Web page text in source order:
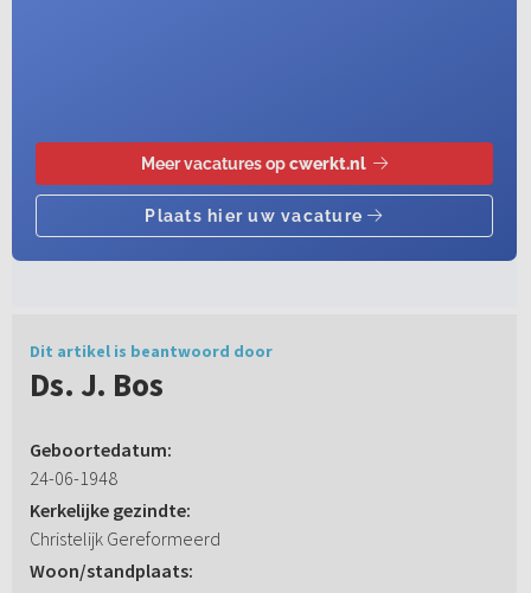
Dit artikel is beantwoord door
Ds. J. Bos
Geboortedatum:
24-06-1948
Kerkelijke gezindte:
Christelijk Gereformeerd
Woon/standplaats: